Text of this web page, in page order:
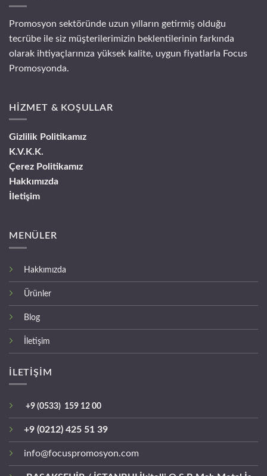
Promosyon sektöründe uzun yılların getirmiş olduğu
tecrübe ile siz müşterilerimizin beklentilerinin farkında
olarak ihtiyaçlarınıza yüksek kalite, uygun fiyatlarla Focus
Promosyonda.
HİZMET & KOŞULLAR
Gizlilik Politikamız
K.V.K.K.
Çerez Politikamız
Hakkımızda
İletişim
MENÜLER
Hakkımızda
Ürünler
Blog
İletişim
İLETİŞİM
+9 (0533) 159 12 00
+9 (0212) 425 51 39
info@focuspromosyon.com